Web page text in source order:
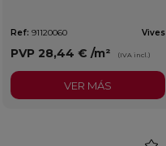
Ref: 91120060 Vives
PVP 28,44 € /m² (IVA incl.)
VER MÁS